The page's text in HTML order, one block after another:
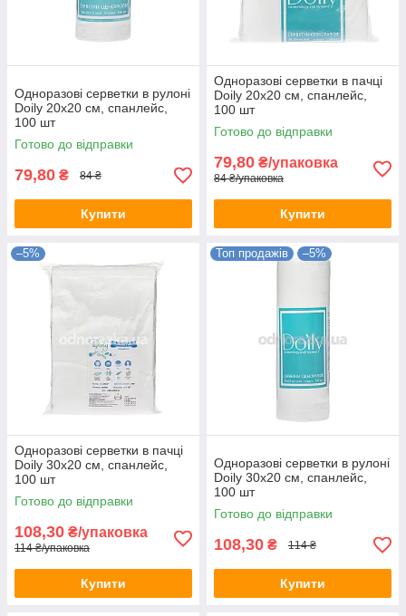
Одноразові серветки в рулоні
Doily 20х20 см, спанлейс,
100 шт
Готово до відправки
79,80 ₴ 84 ₴
Купити
Одноразові серветки в пачці
Doily 20х20 см, спанлейс,
100 шт
Готово до відправки
79,80 ₴/упаковка
84 ₴/упаковка
Купити
–5%
Одноразові серветки в пачці
Doily 30х20 см, спанлейс,
100 шт
Готово до відправки
108,30 ₴/упаковка
114 ₴/упаковка
Купити
Топ продажів –5%
Одноразові серветки в рулоні
Doily 30х20 см, спанлейс,
100 шт
Готово до відправки
108,30 ₴ 114 ₴
Купити